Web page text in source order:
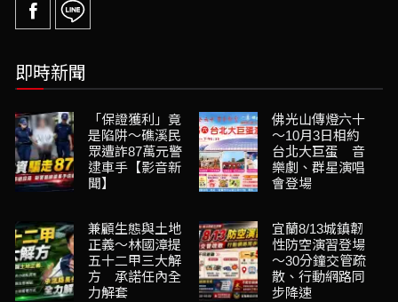
即時新聞
「保證獲利」竟
是陷阱～礁溪民
眾遭詐87萬元警
逮車手【影音新
聞】
佛光山傳燈六十
～10月3日相約
台北大巨蛋 音
樂劇、群星演唱
會登場
兼顧生態與土地
正義～林國漳提
五十二甲三大解
方 承諾任內全
力解套
宜蘭8/13城鎮韌
性防空演習登場
～30分鐘交管疏
散、行動網路同
步降速